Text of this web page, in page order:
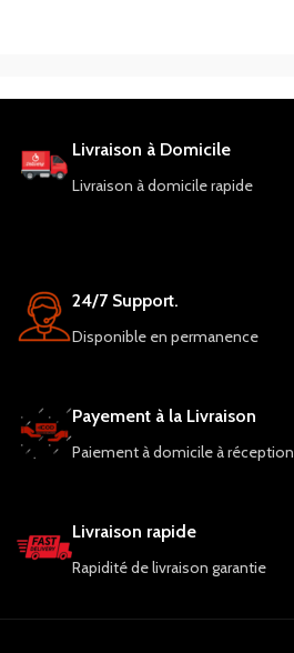
Livraison à Domicile
Livraison à domicile rapide
24/7 Support.
Disponible en permanence
Payement à la Livraison
Paiement à domicile à réception
Livraison rapide
Rapidité de livraison garantie